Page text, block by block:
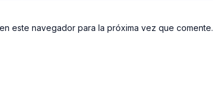
este navegador para la próxima vez que comente.